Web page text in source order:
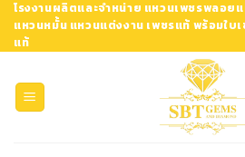
Skip
content
โรงงานผลิตและจำหน่าย แหวนเพชรพลอย
แหวนหมั้น แหวนแต่งงาน เพชรแท้ พร้อมใ
แท้